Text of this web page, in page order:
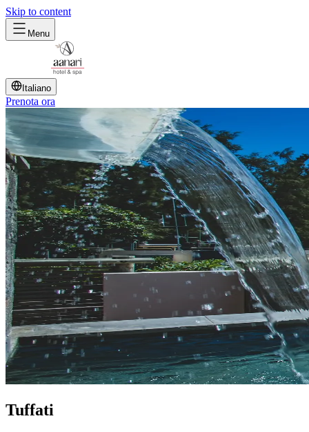
Skip to content
Menu
Italiano
Prenota ora
Tuffati